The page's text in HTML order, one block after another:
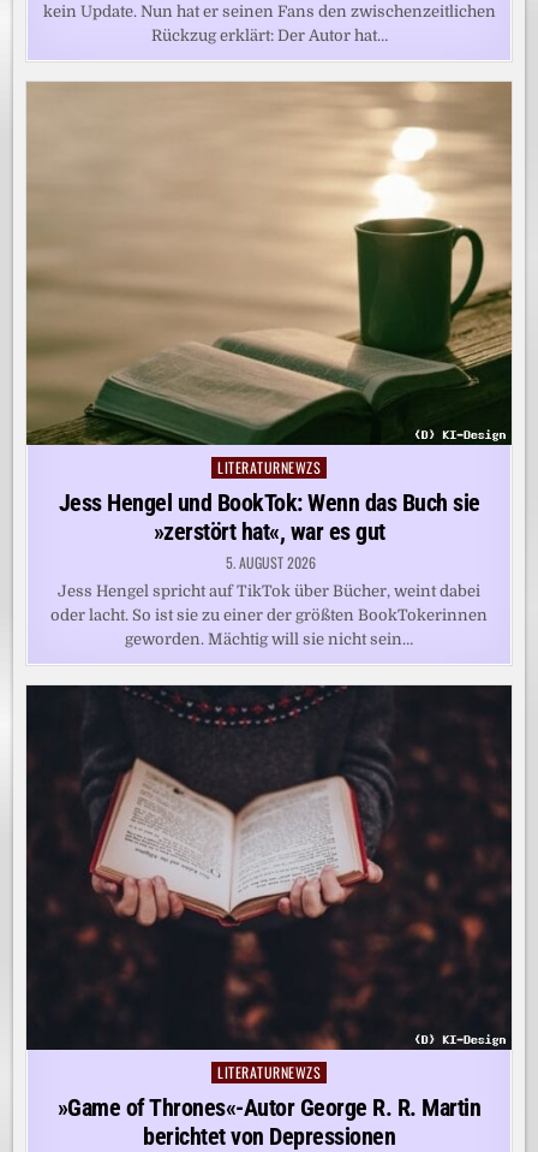
kein Update. Nun hat er seinen Fans den zwischenzeitlichen
Rückzug erklärt: Der Autor hat…
Posted
in
LITERATURNEWZS
Jess Hengel und BookTok: Wenn das Buch sie
»zerstört hat«, war es gut
5. AUGUST 2026
Jess Hengel spricht auf TikTok über Bücher, weint dabei
oder lacht. So ist sie zu einer der größten BookTokerinnen
geworden. Mächtig will sie nicht sein…
Posted
LITERATURNEWZS
»Game of Thrones«-Autor George R. R. Martin
berichtet von Depressionen